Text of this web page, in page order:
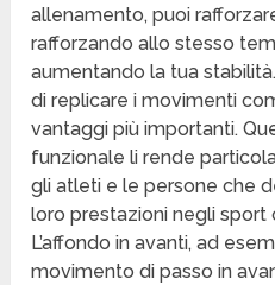
allenamento, puoi
rafforzando allo stesso
aumentando la tua
di replicare i movimenti
vantaggi più importanti.
funzionale li rende
gli atleti e le persone che
loro prestazioni negli
L’affondo in avanti, ad
movimento di passo in